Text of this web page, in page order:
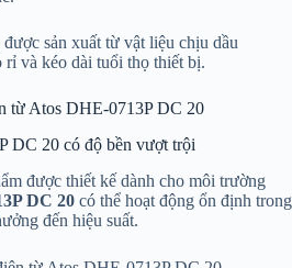
sản xuất từ vật liệu chịu dầu
rỉ và kéo dài tuổi thọ thiết bị.
từ Atos DHE-0713P DC 20
DC 20 có độ bền vượt trội
được thiết kế dành cho môi trường
DC 20 có thể hoạt động ổn định trong
đến hiệu suất.